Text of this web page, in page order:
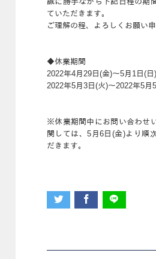
ていただきます。
ご理解の程、よろしくお願い申
◆休業期間
2022年4月29日(金)～5月1日(日)
2022年5月3日(火)～2022年5月
※休業期間中にお問い合わせ
関しては、5月6日(金)より順
だきます。